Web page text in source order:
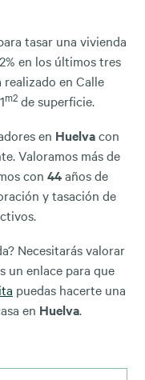
tasar una vivienda
en los últimos tres
realizado en Calle
m2 de superficie.
en Huelvacon
Valoramos más de
con 44años de
y tasación de
Necesitarás valorar
un enlace para que
puedas hacerte una
en Huelva.